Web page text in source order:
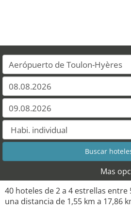
Mas
40 hoteles de 2 a 4 estrellas entre
una distancia de 1,55 km a 17,86